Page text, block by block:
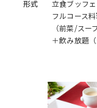
形式
立食ブッフ
フルコース料
（前菜/スー
＋飲み放題（